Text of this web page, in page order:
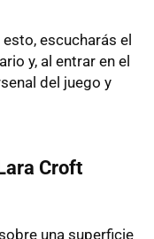
escucharás el
y, al entrar en el
del juego y
Croft
una superficie